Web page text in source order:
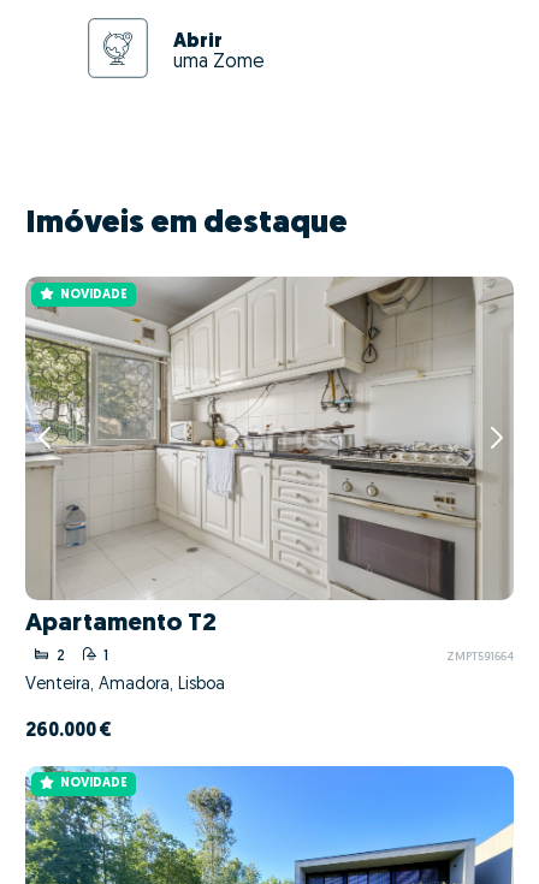
Abrir
uma Zome
Imóveis em destaque
NOVIDADE
Apartamento T2
2 1 ZMPT591664
Venteira, Amadora, Lisboa
260.000 €
NOVIDADE